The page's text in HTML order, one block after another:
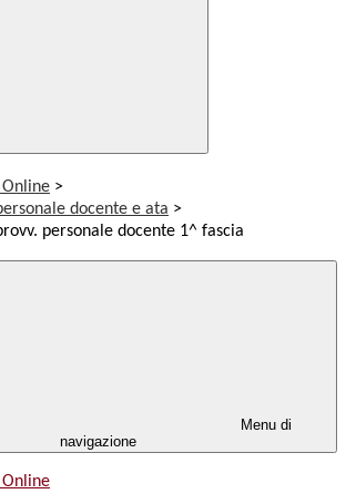
>
docente e ata >
personale docente 1^ fascia
Menu di
navigazione